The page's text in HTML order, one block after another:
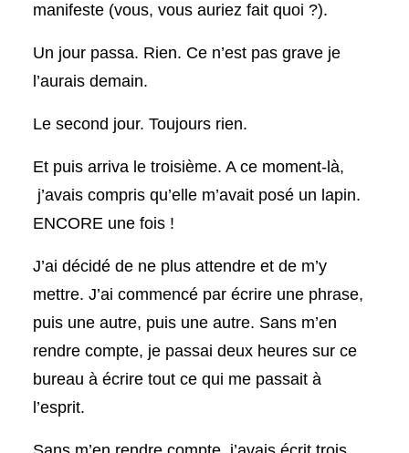
manifeste (vous, vous auriez fait quoi ?).
Un jour passa. Rien. Ce n’est pas grave je
l’aurais demain.
Le second jour. Toujours rien.
Et puis arriva le troisième. A ce moment-là,
j’avais compris qu’elle m’avait posé un lapin.
ENCORE une fois !
J’ai décidé de ne plus attendre et de m’y
mettre. J’ai commencé par écrire une phrase,
puis une autre, puis une autre. Sans m’en
rendre compte, je passai deux heures sur ce
bureau à écrire tout ce qui me passait à
l’esprit.